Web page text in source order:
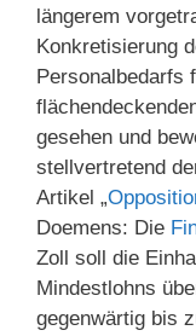
längerem
Konkretisierung
Personalbedarfs
gesehen und
stellvertretend
Artikel „
Doemens: Die
Zoll soll die
Mindestlohns
gegenwärtig bis